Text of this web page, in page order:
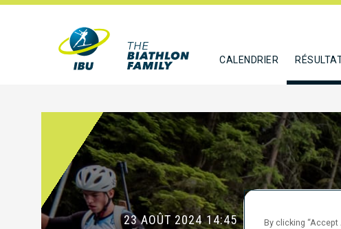
CALENDRIER
23 AOÛT 2024 14:45
By clicking